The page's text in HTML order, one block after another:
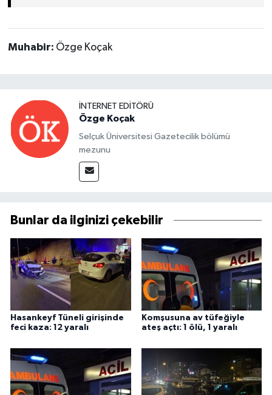
Muhabir: Özge Koçak
İNTERNET EDITÖRÜ
Özge Koçak
Selçuk Üniversitesi Gazetecilik bölümü
mezunu
Bunlar da ilginizi çekebilir
Hasankeyf Tüneli girişinde
feci kaza: 12 yaralı
Komşusuna av tüfeğiyle
ateş açtı: 1 ölü, 1 yaralı